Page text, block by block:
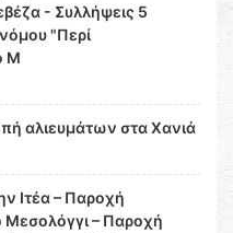
- Συλλήψεις 5
"Περί
Μ
αλιευμάτων στα Χανιά
Ιτέα – Παροχή
– Παροχή